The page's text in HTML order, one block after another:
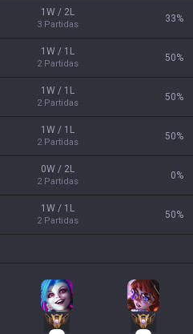
1W / 2L
3 Partidas
33%
1W / 1L
2 Partidas
50%
1W / 1L
2 Partidas
50%
1W / 1L
2 Partidas
50%
0W / 2L
2 Partidas
0%
1W / 1L
2 Partidas
50%